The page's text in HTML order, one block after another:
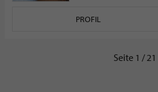
PROFIL
Seite 1 / 21